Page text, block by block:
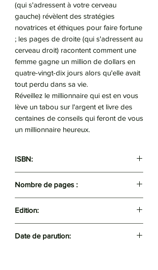
(qui s'adressent à votre cerveau
gauche) révèlent des stratégies
novatrices et éthiques pour faire fortune
; les pages de droite (qui s'adressent au
cerveau droit) racontent comment une
femme gagne un million de dollars en
quatre-vingt-dix jours alors qu'elle avait
tout perdu dans sa vie.
Réveillez le millionnaire qui est en vous
lève un tabou sur l'argent et livre des
centaines de conseils qui feront de vous
un millionnaire heureux.
ISBN:
Nombre de pages :
Edition:
Date de parution: